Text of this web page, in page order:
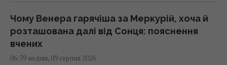
Чому Венера гарячіша за Меркурій, хоча й
розташована далі від Сонця: пояснення
вчених
06:39 неділя, 09 серпня 2026